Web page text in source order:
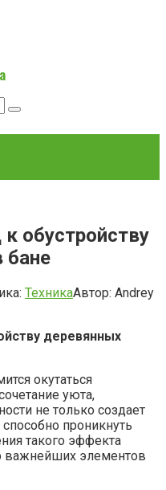
обустройству
бане
ТехникаАвтор: Andrey
деревянных
окутаться
уюта,
не только создает
проникнуть
такого эффекта
важнейших элементов